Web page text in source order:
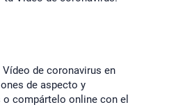
Vídeo de coronavirus en
de aspecto y
compártelo online con el